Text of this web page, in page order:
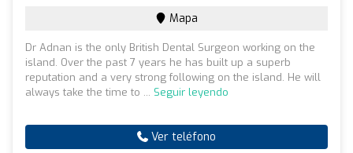
Mapa
Dr Adnan is the only British Dental Surgeon working on the
island. Over the past 7 years he has built up a superb
reputation and a very strong following on the island. He will
always take the time to ... Seguir leyendo
Ver teléfono